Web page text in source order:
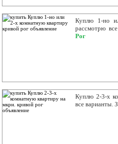
Куплю 1-но
рассмотрю
Рог
Куплю 2-3-х
все варианты.